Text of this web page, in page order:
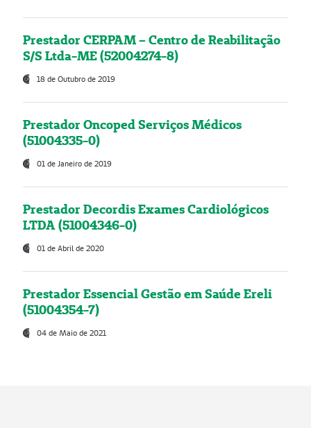
Prestador CERPAM – Centro de Reabilitação
S/S Ltda-ME (52004274-8)
18 de Outubro de 2019
Prestador Oncoped Serviços Médicos
(51004335-0)
01 de Janeiro de 2019
Prestador Decordis Exames Cardiológicos
LTDA (51004346-0)
01 de Abril de 2020
Prestador Essencial Gestão em Saúde Ereli
(51004354-7)
04 de Maio de 2021